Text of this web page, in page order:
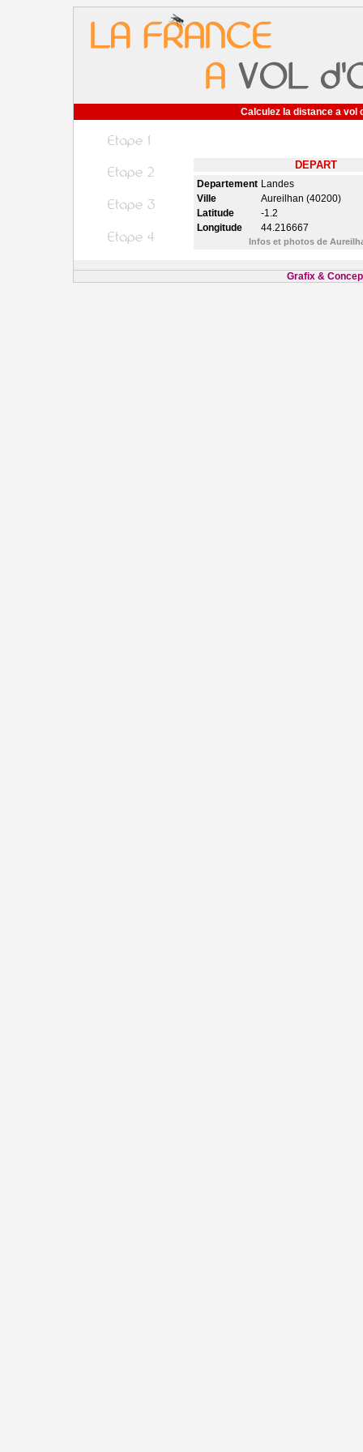
Calculez la distance a vol
DEPART
Departement Landes
Ville
Aureilhan (40200)
Latitude
-1.2
Longitude
44.216667
Infos et photos de
Grafix &